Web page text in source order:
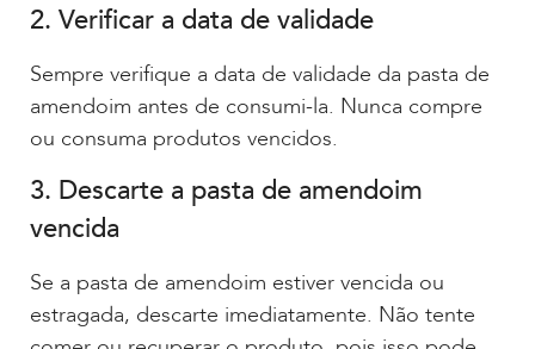
2. Verificar a data de validade
Sempre verifique a data de validade da pasta de
amendoim antes de consumi-la. Nunca compre
ou consuma produtos vencidos.
3. Descarte a pasta de amendoim
vencida
Se a pasta de amendoim estiver vencida ou
estragada, descarte imediatamente. Não tente